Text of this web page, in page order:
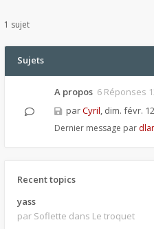
1 sujet
Sujets
A propos 6 Réponses
parCyril, dim. févr.
Dernier message par
Recent topics
yass
par Soflette dans Le troquet